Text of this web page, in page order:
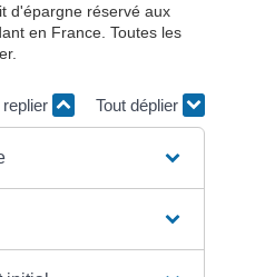
d'épargne réservé aux
en France. Toutes les
replier Tout déplier